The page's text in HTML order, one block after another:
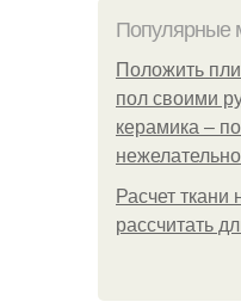
Популярные
Положить
пол своими
керамика –
Расчет
рассчитать